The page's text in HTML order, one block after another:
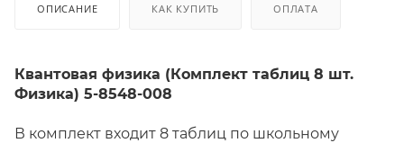
ОПИСАНИЕ КАК КУПИТЬ ОПЛАТА
Квантовая физика (Комплект таблиц 8 шт.
Физика) 5-8548-008
В комплект входит 8 таблиц по школьному